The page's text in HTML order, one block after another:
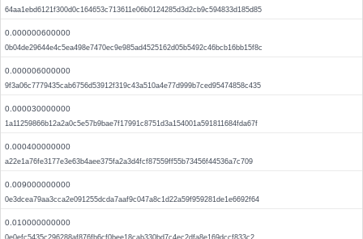
64aa1ebd6121f300d0c164653c713611e06b0124285d3d2cb9c594833d185d85
0.000000600000
0b04de29644e4c5ea498e7470ec9e985ad4525162d05b5492c46bcb16bb15f8c
0.000006000000
9f3a06c7779435cab6756d53912f319c43a510a4e77d999b7ced95474858c435
0.000030000000
1a11259866b12a2a0c5e57b9bae7f17991c8751d3a154001a591811684fda67f
0.000400000000
a22e1a76fe3177e3e63b4aee375fa2a3d4fcf87559ff55b73456f44536a7c709
0.009000000000
0e3dcea79aa3cca2e091255dcda7aaf9c047a8c1d22a59f959281de1e6692f64
0.010000000000
0e0efc5435c296288af876fb6cf0bee18cab330bd7c4ec2dfa8e169dccf833c2